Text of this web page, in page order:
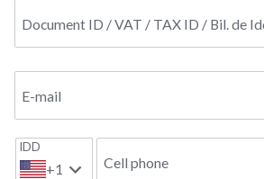
Document ID / VAT / TAX ID / Bil. de
E-mail
IDD
+1 Cell phone